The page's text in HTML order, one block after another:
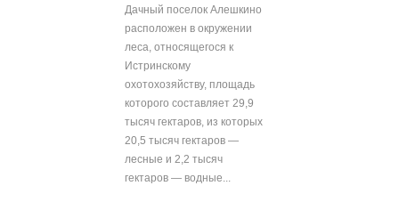
Дачный поселок Алешкино
расположен в окружении
леса, относящегося к
Истринскому
охотохозяйству, площадь
которого составляет 29,9
тысяч гектаров, из которых
20,5 тысяч гектаров —
лесные и 2,2 тысяч
гектаров — водные...